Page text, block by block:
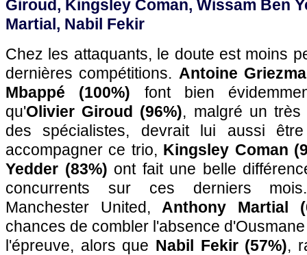
Giroud, Kingsley Coman, Wissam Ben
Martial, Nabil Fekir
Chez les attaquants, le doute est moins
dernières compétitions. Antoine
Mbappé (100%) font bien
qu'Olivier Giroud (96%), malgré un
des spécialistes, devrait lui aussi
accompagner ce trio, Kingsley Coman
Yedder (83%) ont fait une belle
concurrents sur ces derniers
Manchester United, Anthony Martial
chances de combler l'absence
l'épreuve, alors que Nabil Fekir (57%),